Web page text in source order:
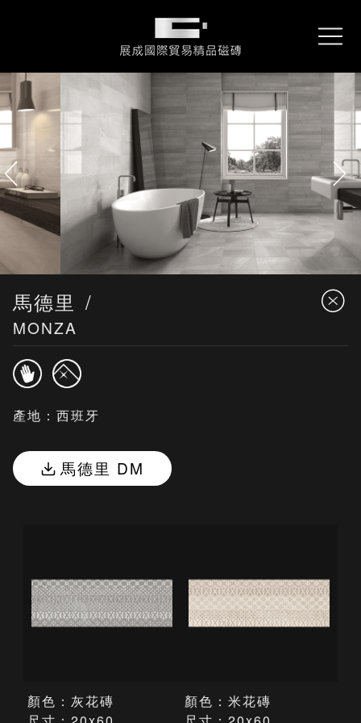
展成國際貿易精品磁磚
關於展成
REX
雷克石
Collections
產品資訊
Performance
專案實績
Locations
服務據點
Contact
詢問我們
馬德里
MONZA
產地：西班牙
馬德里 DM
顏色：灰花磚
顏色：米花磚